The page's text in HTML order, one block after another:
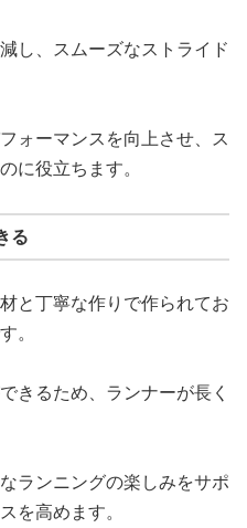
し、スムーズなストライド
ォーマンスを向上させ、ス
に役立ちます。
る
と丁寧な作りで作られてお
。
きるため、ランナーが長く
ランニングの楽しみをサポ
を高めます。